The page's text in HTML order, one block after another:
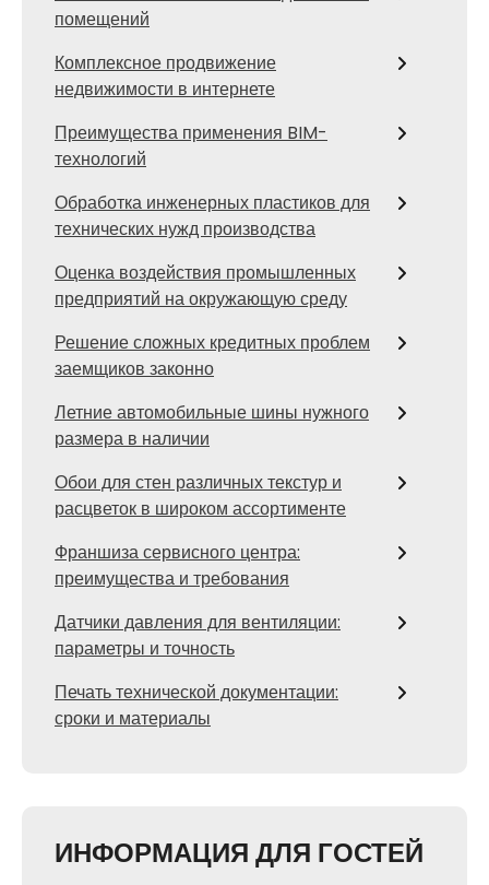
помещений
Комплексное продвижение
недвижимости в интернете
Преимущества применения BIM-
технологий
Обработка инженерных пластиков для
технических нужд производства
Оценка воздействия промышленных
предприятий на окружающую среду
Решение сложных кредитных проблем
заемщиков законно
Летние автомобильные шины нужного
размера в наличии
Обои для стен различных текстур и
расцветок в широком ассортименте
Франшиза сервисного центра:
преимущества и требования
Датчики давления для вентиляции:
параметры и точность
Печать технической документации:
сроки и материалы
ИНФОРМАЦИЯ ДЛЯ ГОСТЕЙ